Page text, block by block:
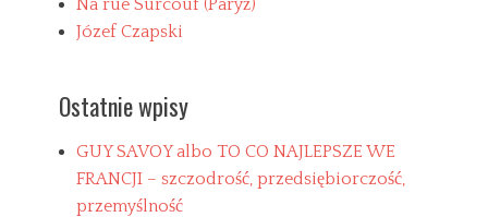
Na rue Surcouf (Paryż)
Józef Czapski
Ostatnie wpisy
GUY SAVOY albo TO CO NAJLEPSZE WE
FRANCJI – szczodrość, przedsiębiorczość,
przemyślność